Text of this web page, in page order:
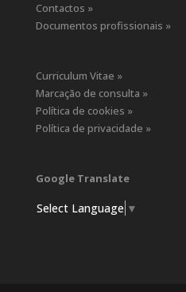
Contactos »
Documentos profissionais »
Curriculum Vitae »
Marcação de consulta »
Política de cookies »
Política de privacidade »
Google Translate
Select Language ▼